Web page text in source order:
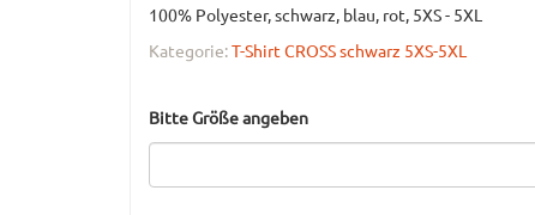
100% Polyester, schwarz, blau, rot, 5XS - 5XL
Kategorie:T-Shirt CROSS schwarz 5XS-5XL
Bitte Größe angeben